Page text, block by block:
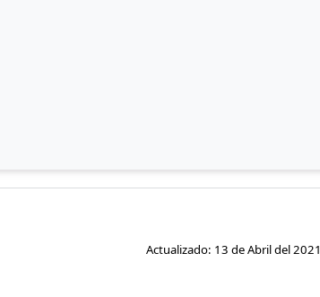
Actualizado: 13 de Abril del 2021